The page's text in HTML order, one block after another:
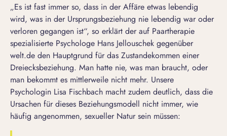
„Es ist fast immer so, dass in der Affäre etwas lebendig
wird, was in der Ursprungsbeziehung nie lebendig war oder
verloren gegangen ist“, so erklärt der auf Paartherapie
spezialisierte Psychologe Hans Jellouschek gegenüber
welt.de den Hauptgrund für das Zustandekommen einer
Dreiecksbeziehung. Man hatte nie, was man braucht, oder
man bekommt es mittlerweile nicht mehr. Unsere
Psychologin Lisa Fischbach macht zudem deutlich, dass die
Ursachen für dieses Beziehungsmodell nicht immer, wie
häufig angenommen, sexueller Natur sein müssen: